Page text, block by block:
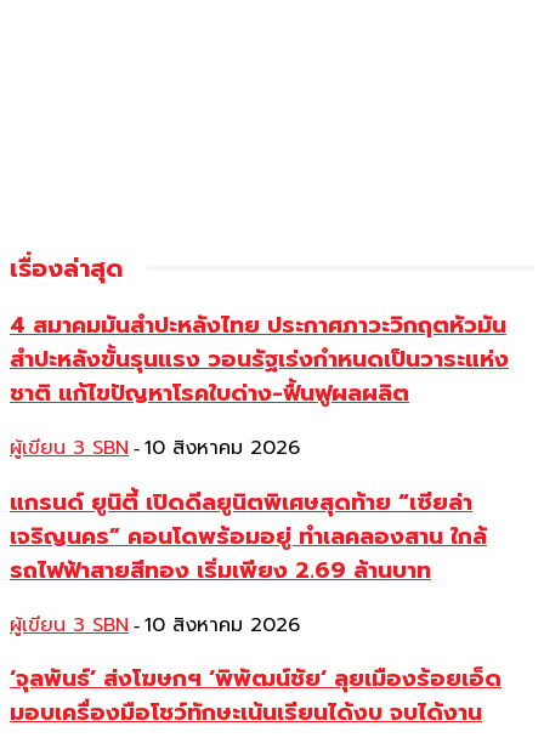
เรื่องล่าสุด
4 สมาคมมันสำปะหลังไทย ประกาศภาวะวิกฤตหัวมัน
สำปะหลังขั้นรุนแรง วอนรัฐเร่งกำหนดเป็นวาระแห่ง
ชาติ แก้ไขปัญหาโรคใบด่าง-ฟื้นฟูผลผลิต
ผู้เขียน 3 SBN - 10 สิงหาคม 2026
แกรนด์ ยูนิตี้ เปิดดีลยูนิตพิเศษสุดท้าย “เซียล่า
เจริญนคร” คอนโดพร้อมอยู่ ทำเลคลองสาน ใกล้
รถไฟฟ้าสายสีทอง เริ่มเพียง 2.69 ล้านบาท
ผู้เขียน 3 SBN - 10 สิงหาคม 2026
‘จุลพันธ์’ ส่งโฆษกฯ ‘พิพัฒน์ชัย‘ ลุยเมืองร้อยเอ็ด
มอบเครื่องมือโชว์ทักษะเน้นเรียนได้งบ จบได้งาน